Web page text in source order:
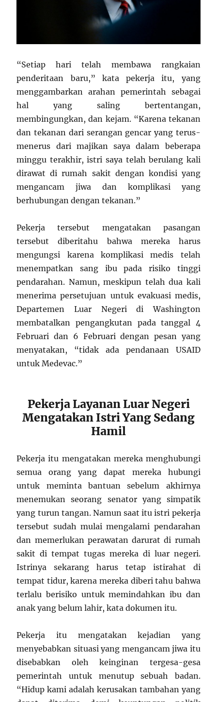
“Setiap hari telah membawa rangkaian
penderitaan baru,” kata pekerja itu, yang
menggambarkan arahan pemerintah sebagai
hal yang saling bertentangan,
membingungkan, dan kejam. “Karena tekanan
dan tekanan dari serangan gencar yang terus-
menerus dari majikan saya dalam beberapa
minggu terakhir, istri saya telah berulang kali
dirawat di rumah sakit dengan kondisi yang
mengancam jiwa dan komplikasi yang
berhubungan dengan tekanan.”
Pekerja tersebut mengatakan pasangan
tersebut diberitahu bahwa mereka harus
mengungsi karena komplikasi medis telah
menempatkan sang ibu pada risiko tinggi
pendarahan. Namun, meskipun telah dua kali
menerima persetujuan untuk evakuasi medis,
Departemen Luar Negeri di Washington
membatalkan pengangkutan pada tanggal 4
Februari dan 6 Februari dengan pesan yang
menyatakan, “tidak ada pendanaan USAID
untuk Medevac.”
Pekerja Layanan Luar Negeri
Mengatakan Istri Yang Sedang
Hamil
Pekerja itu mengatakan mereka menghubungi
semua orang yang dapat mereka hubungi
untuk meminta bantuan sebelum akhirnya
menemukan seorang senator yang simpatik
yang turun tangan. Namun saat itu istri pekerja
tersebut sudah mulai mengalami pendarahan
dan memerlukan perawatan darurat di rumah
sakit di tempat tugas mereka di luar negeri.
Istrinya sekarang harus tetap istirahat di
tempat tidur, karena mereka diberi tahu bahwa
terlalu berisiko untuk memindahkan ibu dan
anak yang belum lahir, kata dokumen itu.
Pekerja itu mengatakan kejadian yang
menyebabkan situasi yang mengancam jiwa itu
disebabkan oleh keinginan tergesa-gesa
pemerintah untuk menutup sebuah badan.
“Hidup kami adalah kerusakan tambahan yang